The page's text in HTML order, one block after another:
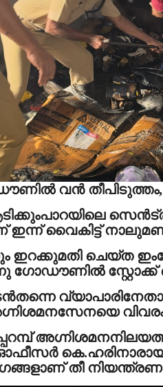
വന്‍ തീപിടുത്തം,
വൈകിട്ട്
ഇറക്കുമതി ചെയ്ത
ഗോഡൗണില്‍ സ്റ്റോക്ക്
വിവരം
തീ